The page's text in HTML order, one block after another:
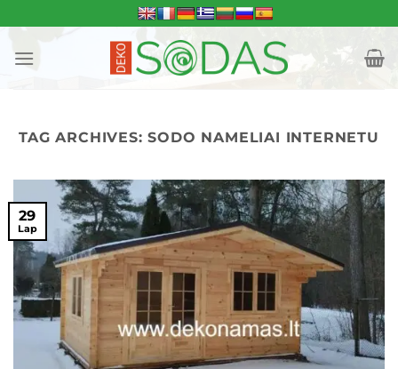
to
content
TAG ARCHIVES:SODO NAMELIAI INTERNETU
29
Lap